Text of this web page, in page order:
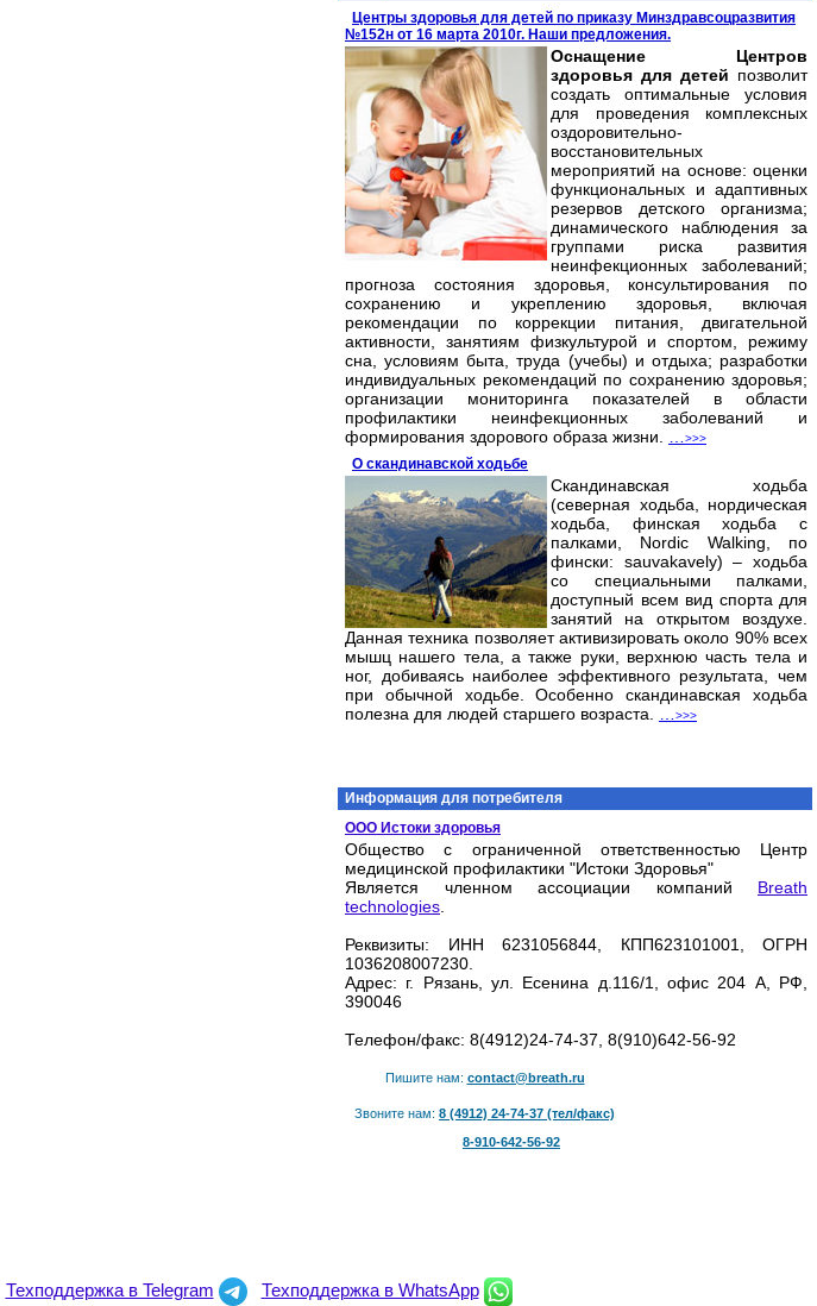
Центры здоровья для детей по приказу Минздравсоцразвития
№152н от 16 марта 2010г. Наши предложения.
Оснащение Центров
здоровья для детей позволит
создать оптимальные условия
для проведения комплексных
оздоровительно-
восстановительных
мероприятий на основе: оценки
функциональных и адаптивных
резервов детского организма;
динамического наблюдения за
группами риска развития
неинфекционных заболеваний;
прогноза состояния здоровья, консультирования по
сохранению и укреплению здоровья, включая
рекомендации по коррекции питания, двигательной
активности, занятиям физкультурой и спортом, режиму
сна, условиям быта, труда (учебы) и отдыха; разработки
индивидуальных рекомендаций по сохранению здоровья;
организации мониторинга показателей в области
профилактики неинфекционных заболеваний и
формирования здорового образа жизни.
>>>
О скандинавской ходьбе
Скандинавская ходьба
(северная ходьба, нордическая
ходьба, финская ходьба с
палками, Nordic Walking, по
фински: sauvakavely) – ходьба
со специальными палками,
доступный всем вид спорта для
занятий на открытом воздухе.
Данная техника позволяет активизировать около 90% всех
мышц нашего тела, а также руки, верхнюю часть тела и
ног, добиваясь наиболее эффективного результата, чем
при обычной ходьбе. Особенно скандинавская ходьба
полезна для людей старшего возраста.
>>>
Информация для потребителя
ООО Истоки здоровья
Общество с ограниченной ответственностью Центр
медицинской профилактики "Истоки Здоровья"
Является членном ассоциации компаний Breath
technologies
Реквизиты: ИНН 6231056844, КПП623101001, ОГРН
1036208007230.
Адрес: г. Рязань, ул. Есенина д.116/1, офис 204 А, РФ,
390046
Телефон/факс: 8(4912)24-74-37, 8(910)642-56-92
Пишите нам: contact@breath.ru
Звоните нам: 8 (4912) 24-74-37 (тел/факс)
8-910-642-56-92
Техподдержка в Telegram Техподдержка в WhatsApp